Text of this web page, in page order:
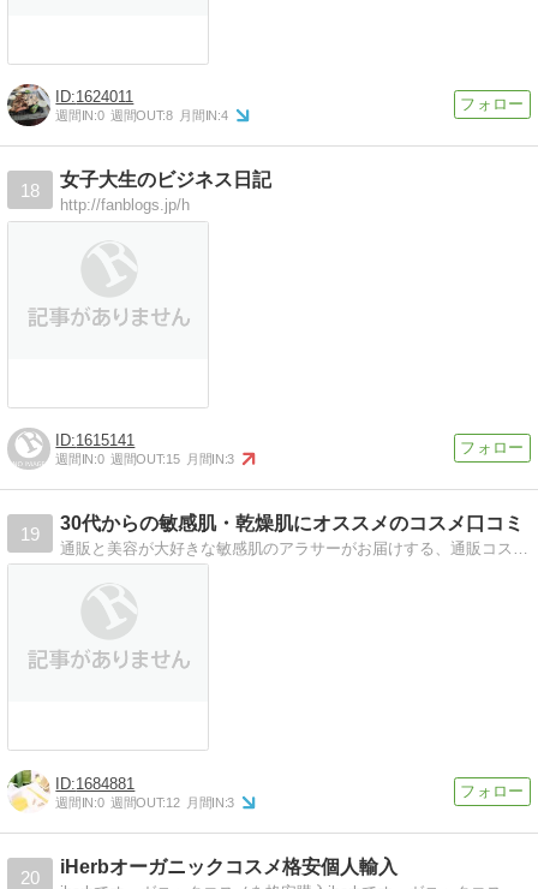
1624011
週間IN:0 週間OUT:8 月間IN:4
18
女子大生のビジネス日記
http://fanblogs.jp/h
1615141
週間IN:0 週間OUT:15 月間IN:3
19
30代からの敏感肌・乾燥肌にオススメのコスメ口コミ
1684881
週間IN:0 週間OUT:12 月間IN:3
20
iHerbオーガニックコスメ格安個人輸入